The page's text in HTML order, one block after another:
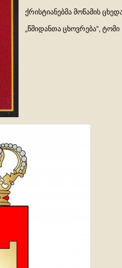
ქრისტიანებმა მოწამის
„წმიდანთა ცხოვრება“,